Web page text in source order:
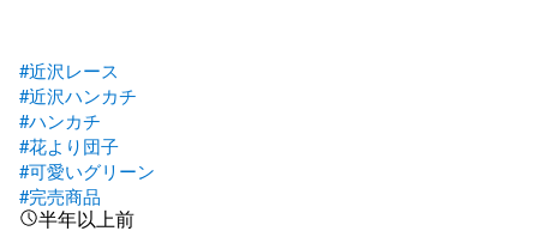
#近沢レース
#近沢ハンカチ
#ハンカチ
#花より団子
#可愛いグリーン
#完売商品
半年以上前